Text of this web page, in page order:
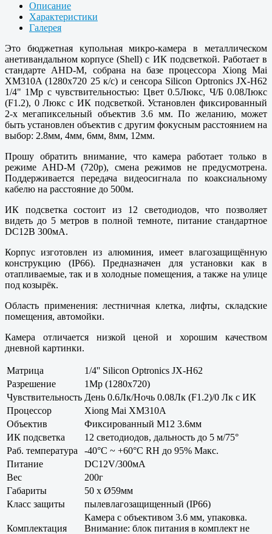
Описание
Характеристики
Галерея
Это бюджетная купольная микро-камера в металлическом
анетивандальном корпусе (Shell) с ИК подсветкой. Работает в
стандарте AHD-M, собрана на базе процессора Xiong Mai
XM310A (1280х720 25 к/с) и сенсора Silicon Optronics JX-H62
1/4" 1Mp с чувствительностью: Цвет 0.5Люкс, Ч/Б 0.08Люкс
(F1.2), 0 Люкс с ИК подсветкой. Установлен фиксированный
2-х мегапиксельный объектив 3.6 мм. По желанию, может
быть установлен объектив с другим фокусным расстоянием на
выбор: 2.8мм, 4мм, 6мм, 8мм, 12мм.
Прошу обратить внимание, что камера работает только в
режиме AHD-M (720p), смена режимов не предусмотрена.
Поддерживается передача видеосигнала по коаксиальному
кабелю на расстояние до 500м.
ИК подсветка состоит из 12 светодиодов, что позволяет
видеть до 5 метров в полной темноте, питание стандартное
DC12В 300мА.
Корпус изготовлен из алюминия, имеет влагозащищённую
конструкцию (IP66). Предназначен для установки как в
отапливаемые, так и в холодные помещения, а также на улице
под козырёк.
Область применения: лестничная клетка, лифты, складские
помещения, автомойки.
Камера отличается низкой ценой и хорошим качеством
дневной картинки.
Матрица
1/4'' Silicon Optronics JX-H62
Разрешение
1Mp (1280x720)
Чувствительность День 0.6Лк/Ночь 0.08Лк (F1.2)/0 Лк с ИК
Процессор
Xiong Mai XM310A
Объектив
Фиксированный M12 3.6мм
ИК подсветка
12 светодиодов, дальность до 5 м/75°
Раб. температура
-40°С ~ +60°С RH до 95% Макс.
Питание
DC12V/300мА
Вес
200г
Габариты
50 x Ø59мм
Класс защиты
пылевлагозащищенный (IP66)
Комплектация
Камера с объективом 3.6 мм, упаковка.
Внимание: блок питания в комплект не